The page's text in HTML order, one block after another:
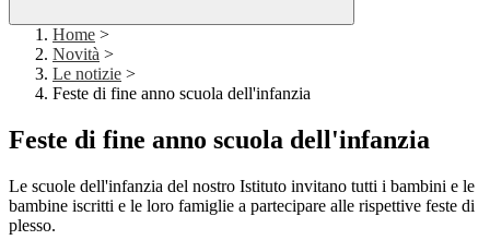
Home >
Novità >
Le notizie >
Feste di fine anno scuola dell'infanzia
Feste di fine anno scuola dell'infanzia
Le scuole dell'infanzia del nostro Istituto invitano tutti i bambini e le
bambine iscritti e le loro famiglie a partecipare alle rispettive feste di
plesso.